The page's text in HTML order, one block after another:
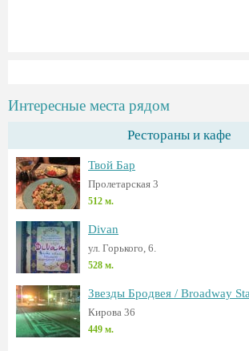
Интересные места рядом
Рестораны и кафе
Твой Бар
Пролетарская 3
512 м.
Divan
ул. Горького, 6.
528 м.
Звезды Бродвея / Broadway
Кирова 36
449 м.